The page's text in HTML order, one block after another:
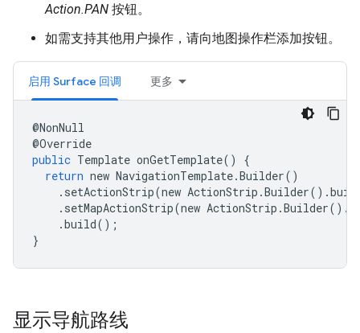
Action.PAN 按钮。
如需支持其他用户操作，请向地图操作栏添加按钮。
启用 Surface 回调 更多
@NonNull
@Override
public Template onGetTemplate()
{
return new NavigationTemplate.Builder()
. setActionStrip(new ActionStrip .Builder().
. setMapActionStrip(new ActionStrip .Builder().
.build();
}
显示导航路线